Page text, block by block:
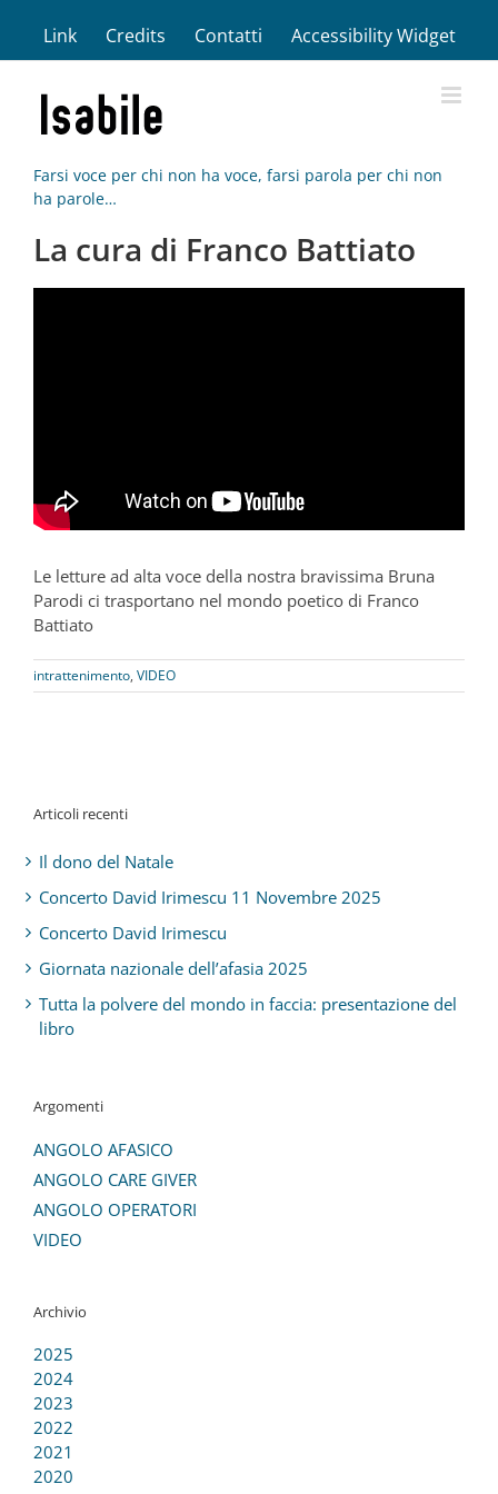
contenuto
Link Credits Contatti Accessibility Widget
Farsi voce per chi non ha voce, farsi parola per chi non
ha parole…
La cura di Franco Battiato
Le letture ad alta voce della nostra bravissima Bruna
Parodi ci trasportano nel mondo poetico di Franco
Battiato
intrattenimento, VIDEO
Articoli recenti
Il dono del Natale
Concerto David Irimescu 11 Novembre 2025
Concerto David Irimescu
Giornata nazionale dell’afasia 2025
Tutta la polvere del mondo in faccia: presentazione del
libro
Argomenti
ANGOLO AFASICO
ANGOLO CARE GIVER
ANGOLO OPERATORI
VIDEO
Archivio
2025
2024
2023
2022
2021
2020